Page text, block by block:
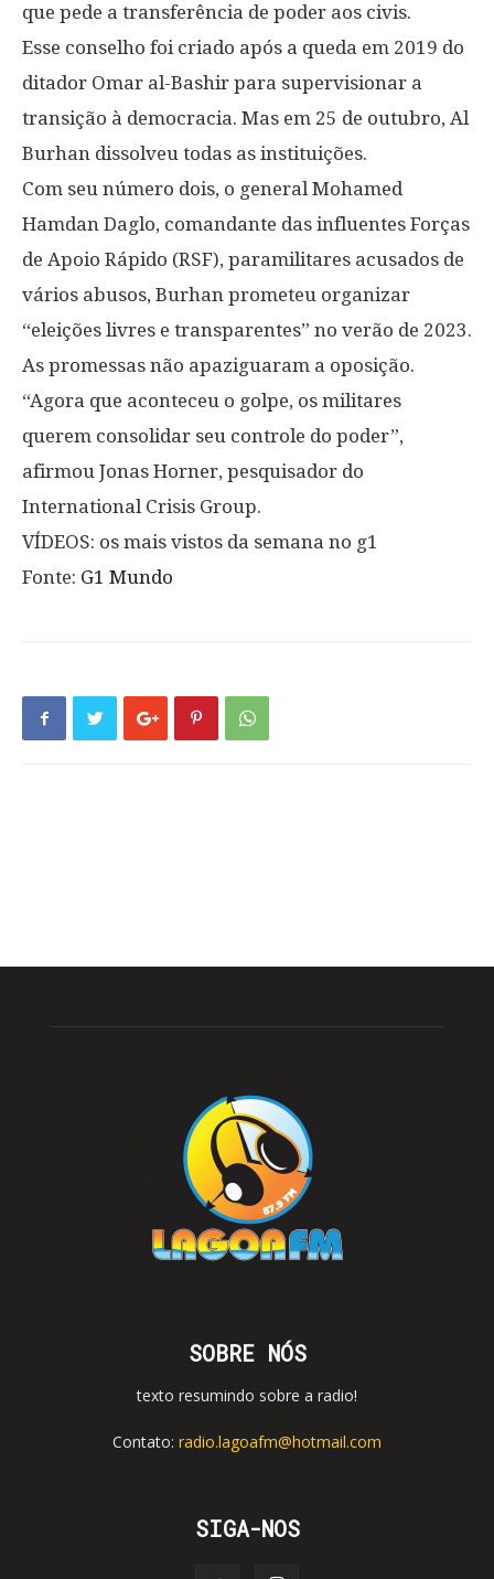
que pede a transferência de poder aos civis.
Esse conselho foi criado após a queda em 2019 do
ditador Omar al-Bashir para supervisionar a
transição à democracia. Mas em 25 de outubro, Al
Burhan dissolveu todas as instituições.
Com seu número dois, o general Mohamed
Hamdan Daglo, comandante das influentes Forças
de Apoio Rápido (RSF), paramilitares acusados de
vários abusos, Burhan prometeu organizar
“eleições livres e transparentes” no verão de 2023.
As promessas não apaziguaram a oposição.
“Agora que aconteceu o golpe, os militares
querem consolidar seu controle do poder”,
afirmou Jonas Horner, pesquisador do
International Crisis Group.
VÍDEOS: os mais vistos da semana no g1
Fonte: G1 Mundo
SOBRE NÓS
texto resumindo sobre a radio!
Contato: radio.lagoafm@hotmail.com
SIGA-NOS